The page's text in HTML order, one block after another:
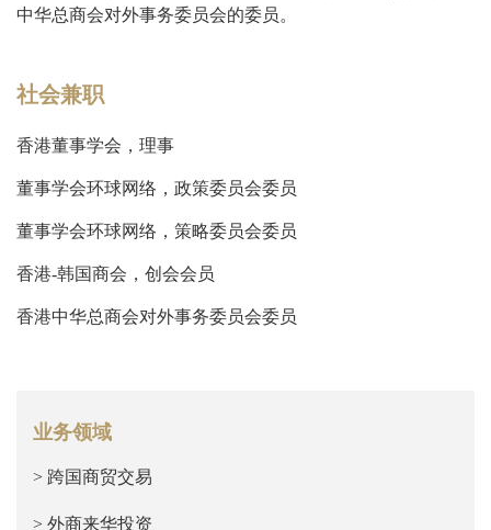
中华总商会对外事务委员会的委员。
社会兼职
香港董事学会，理事
董事学会环球网络，政策委员会委员
董事学会环球网络，策略委员会委员
香港-韩国商会，创会会员
香港中华总商会对外事务委员会委员
业务领域
> 跨国商贸交易
> 外商来华投资